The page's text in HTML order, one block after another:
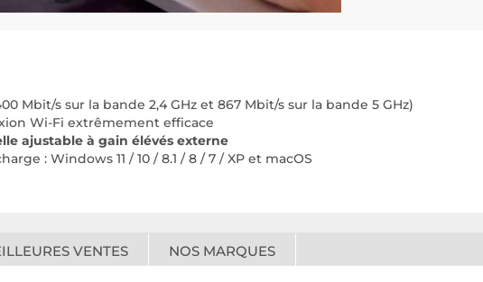
Mbit/s sur la bande 2,4 GHz et 867 Mbit/s sur la bande 5 GHz)
Wi-Fi extrêmement efficace
ajustable à gain élévés externe
: Windows 11 / 10 / 8.1 / 8 / 7 / XP et macOS
VENTES NOS MARQUES